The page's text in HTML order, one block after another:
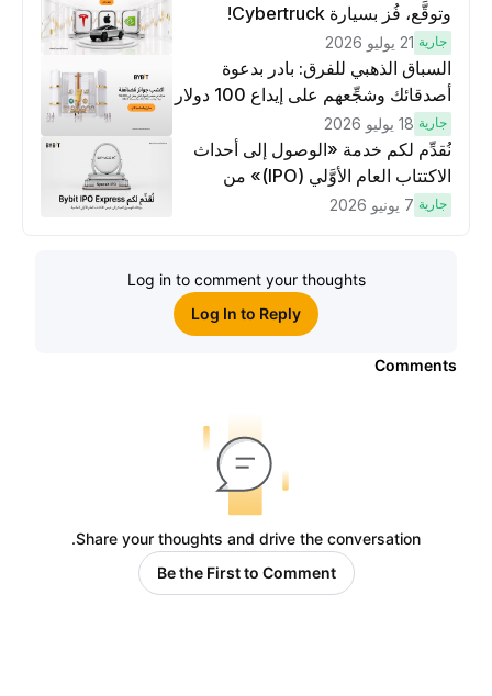
وتوقَّع، فُز بسيارة Cybertruck!
جارية 21 يوليو 2026
السباق الذهبي للفرق: بادر بدعوة
أصدقائك وشجِّعهم على إيداع 100 دولار
لكسَب مكافآت مُضاعَفة
جارية 18 يوليو 2026
نُقدِّم لكم خدمة «الوصول إلى أحداث
الاكتتاب العام الأوَّلي (IPO)» من
Bybit، بوابتك للوصول المبكر إلى فرص
جارية 7 يونيو 2026
Log in to comment your thoughts
Log In to Reply
Comments
Share your thoughts and drive the conversation.
Be the First to Comment